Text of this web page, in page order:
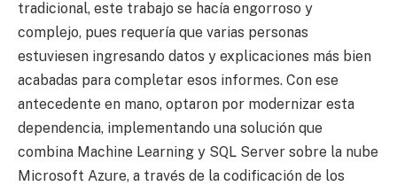
tradicional, este trabajo se hacía engorroso y
complejo, pues requería que varias personas
estuviesen ingresando datos y explicaciones más bien
acabadas para completar esos informes. Con ese
antecedente en mano, optaron por modernizar esta
dependencia, implementando una solución que
combina Machine Learning y SQL Server sobre la nube
Microsoft Azure, a través de la codificación de los